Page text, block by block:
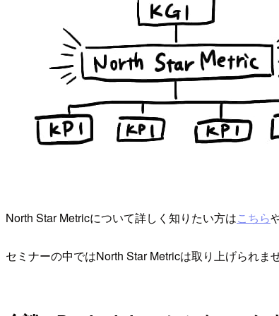
North Star Metricについて詳しく知りたい方はこちら
セミナーの中ではNorth Star Metricは取り上げられま